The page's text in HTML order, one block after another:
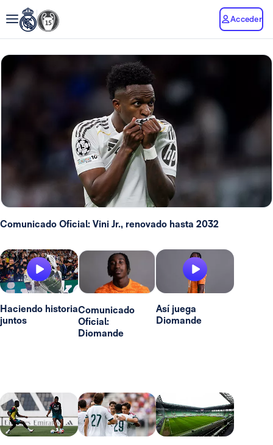
Acceder
Comunicado Oficial: Vini Jr., renovado hasta 2032
Haciendo historia
juntos
Comunicado
Oficial:
Diomande
Así juega
Diomande